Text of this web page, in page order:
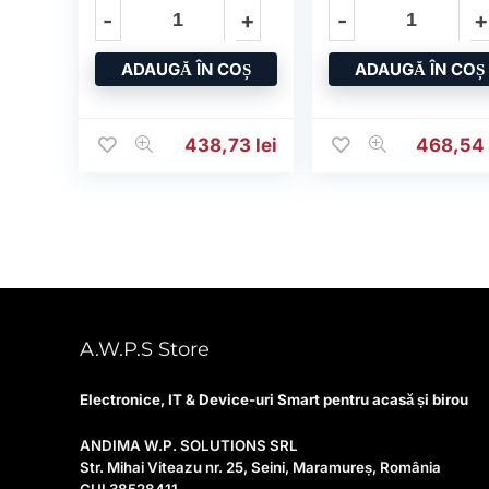
ADAUGĂ ÎN COȘ
438,73 lei
2625i/2630i/2645i
.
ADAUGĂ ÎN COȘ
468,54
A.W.P.S Store
Electronice, IT & Device-uri Smart pentru acasă și birou
ANDIMA W.P. SOLUTIONS SRL
Str. Mihai Viteazu nr. 25, Seini, Maramureș, România